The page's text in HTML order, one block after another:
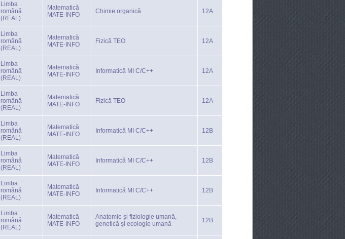
Limba
română
(REAL)
Matematică
MATE-INFO
Chimie organică 12A
Limba
română
(REAL)
Matematică
MATE-INFO
Fizică TEO 12A
Limba
română
(REAL)
Matematică
MATE-INFO
Informatică MI C/C++ 12A
Limba
română
(REAL)
Matematică
MATE-INFO
Fizică TEO 12A
Limba
română
(REAL)
Matematică
MATE-INFO
Informatică MI C/C++ 12B
Limba
română
(REAL)
Matematică
MATE-INFO
Informatică MI C/C++ 12B
Limba
română
(REAL)
Matematică
MATE-INFO
Informatică MI C/C++ 12B
Limba
română
(REAL)
Matematică
MATE-INFO
Anatomie și fiziologie umană,
genetică și ecologie umană
12B